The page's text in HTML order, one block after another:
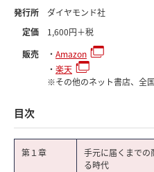
発行所 ダイヤモンド社
定価
1,600円＋税
販売
・ Amazon
・ 楽天
※その他のネット書店、全
目次
第１章
手元に届くまでの
る時代